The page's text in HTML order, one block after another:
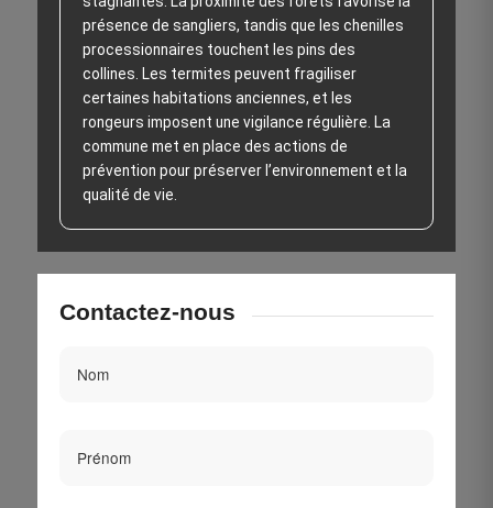
présence de sangliers, tandis que les chenilles
processionnaires touchent les pins des
collines. Les termites peuvent fragiliser
certaines habitations anciennes, et les
rongeurs imposent une vigilance régulière. La
commune met en place des actions de
prévention pour préserver l’environnement et la
qualité de vie.
Contactez-nous